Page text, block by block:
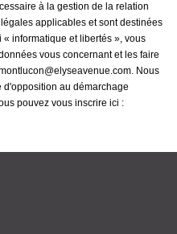
à la gestion de la relation
applicables et sont destinées
informatique et libertés », vous
vous concernant et les faire
Nous
d'opposition au démarchage
pouvez vous inscrire ici :